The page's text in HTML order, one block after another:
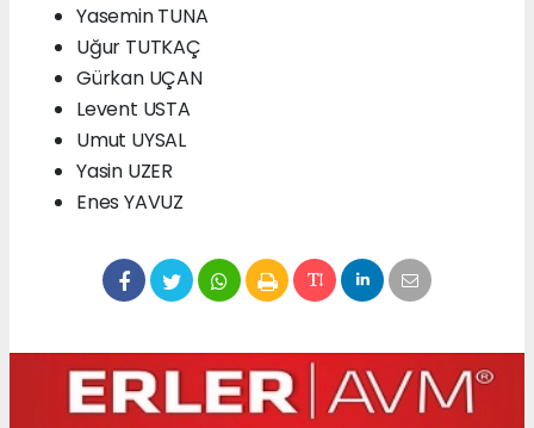
Yasemin TUNA
Uğur TUTKAÇ
Gürkan UÇAN
Levent USTA
Umut UYSAL
Yasin UZER
Enes YAVUZ